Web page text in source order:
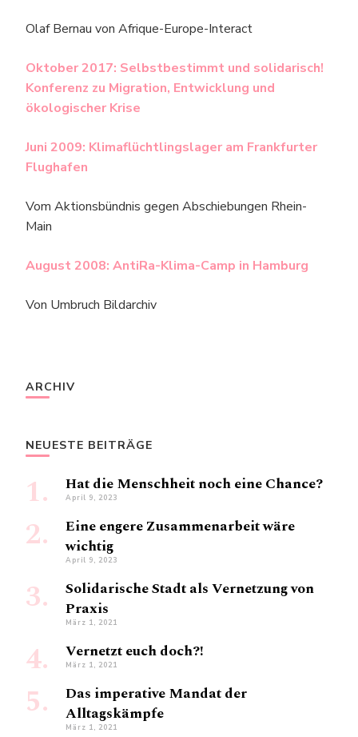
Olaf Bernau von Afrique-Europe-Interact
Oktober 2017: Selbstbestimmt und solidarisch!
Konferenz zu Migration, Entwicklung und
ökologischer Krise
Juni 2009: Klimaflüchtlingslager am Frankfurter
Flughafen
Vom Aktionsbündnis gegen Abschiebungen Rhein-
Main
August 2008: AntiRa-Klima-Camp in Hamburg
Von Umbruch Bildarchiv
ARCHIV
NEUESTE BEITRÄGE
Hat die Menschheit noch eine Chance?
April 9, 2023
Eine engere Zusammenarbeit wäre
wichtig
April 9, 2023
Solidarische Stadt als Vernetzung von
Praxis
März 1, 2021
Vernetzt euch doch?!
März 1, 2021
Das imperative Mandat der
Alltagskämpfe
März 1, 2021